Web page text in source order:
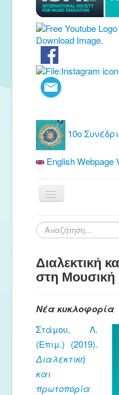
10ο
English Webpage
Αρχική
Δωρεάν Υλικό
Εκδόσεις
Ενημέρωση
Συνέδρια
Θερινή
Μουσικές
Ευτέρπη
Αναζήτηση...
Διαλεκτική
στη Μουσική
Νέα κυκλοφορία
Στάμου, Λ.
(Επιμ.) (2019).
Διαλεκτική
και
πρωτοπορία